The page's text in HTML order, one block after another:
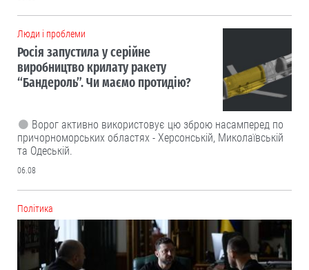
Люди і проблеми
Росія запустила у серійне
виробництво крилату ракету
“Бандероль”. Чи маємо протидію?
Ворог активно використовує цю зброю насамперед по
причорноморських областях - Херсонській, Миколаївській
та Одеській.
06.08
Політика